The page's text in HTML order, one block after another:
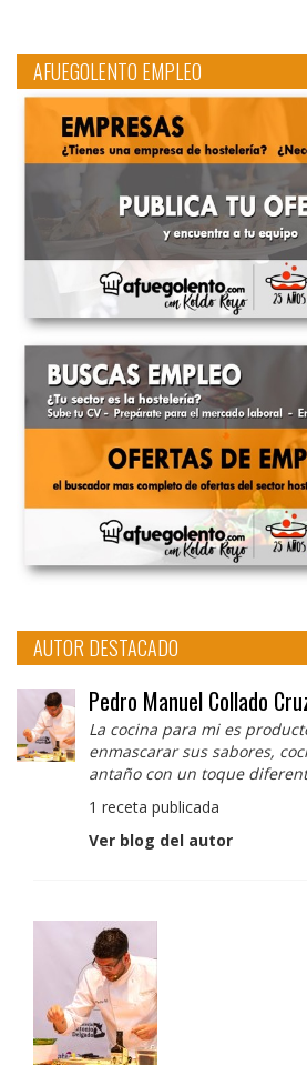
AFUEGOLENTO EMPLEO
AUTOR DESTACADO
Pedro Manuel Collado
La cocina para mi es
enmascarar sus sabores,
antaño con un toque
1 receta publicada
Ver blog del autor